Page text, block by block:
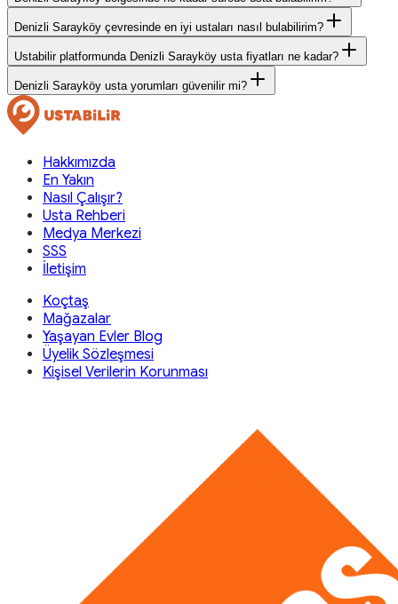
Denizli Sarayköy çevresinde en iyi ustaları nasıl bulabilirim?
Ustabilir platformunda Denizli Sarayköy usta fiyatları ne kadar?
Denizli Sarayköy usta yorumları güvenilir mi?
Hakkımızda
En Yakın
Nasıl Çalışır?
Usta Rehberi
Medya Merkezi
SSS
İletişim
Koçtaş
Mağazalar
Yaşayan Evler Blog
Üyelik Sözleşmesi
Kişisel Verilerin Korunması